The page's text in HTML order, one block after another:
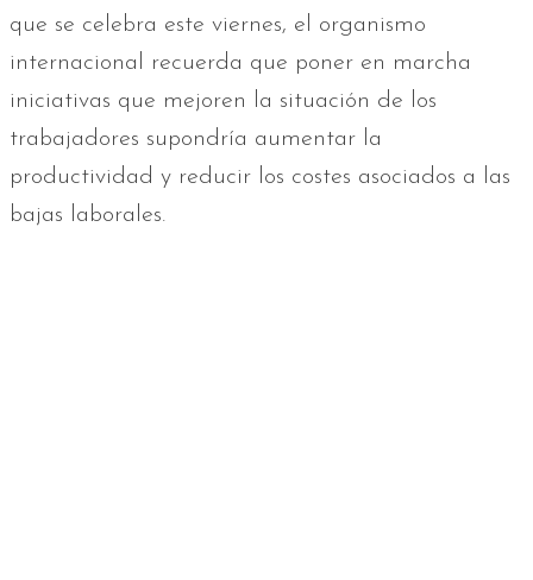
que se celebra este viernes, el organismo
internacional recuerda que poner en marcha
iniciativas que mejoren la situación de los
trabajadores supondría aumentar la
productividad y reducir los costes asociados a las
bajas laborales.